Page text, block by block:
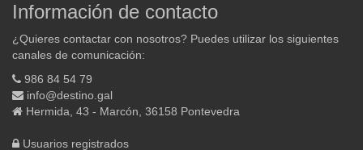
Información de contacto
¿Quieres contactar con nosotros? Puedes utilizar los siguientes
canales de comunicación:
986 84 54 79
info@destino.gal
Hermida, 43 - Marcón, 36158 Pontevedra
Usuarios registrados